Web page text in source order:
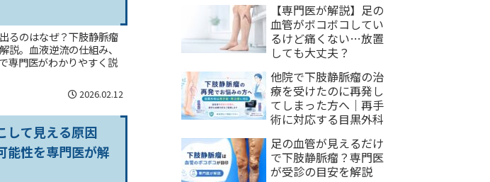
るのはなぜ？下肢静脈瘤
説。血液逆流の仕組み、
専門医がわかりやすく説
2026.02.12
して見える原因
能性を専門医が解
【専門医が解説】足の
血管がボコボコしてい
るけど痛くない…放置
しても大丈夫？
他院で下肢静脈瘤の治
療を受けたのに再発し
てしまった方へ｜再手
術に対応する目黒外科
足の血管が見えるだけ
で下肢静脈瘤？専門医
が受診の目安を解説